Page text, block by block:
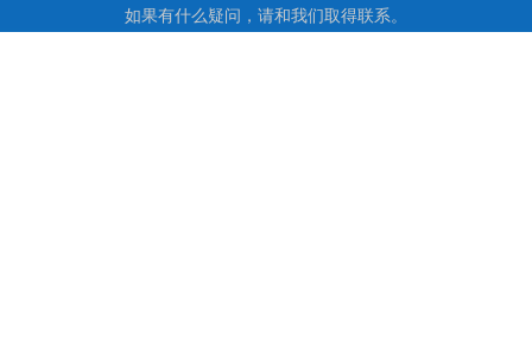
如果有什么疑问，请和我们取得联系。